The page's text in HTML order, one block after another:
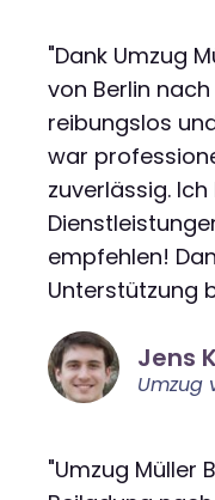
"Dank Umzug
von Berlin
reibungslos
war
zuverlässig.
empfehlen!
Unterstützung
Jens
Umzug
"Umzug Müller